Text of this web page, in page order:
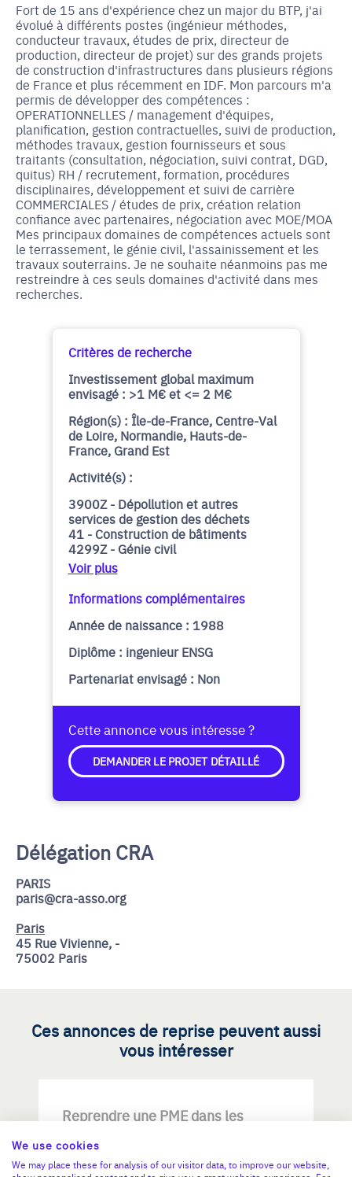
Fort de 15 ans d'expérience chez un major du BTP, j'ai
évolué à différents postes (ingénieur méthodes,
conducteur travaux, études de prix, directeur de
production, directeur de projet) sur des grands projets
de construction d'infrastructures dans plusieurs régions
de France et plus récemment en IDF. Mon parcours m'a
permis de développer des compétences :
OPERATIONNELLES / management d'équipes,
planification, gestion contractuelles, suivi de production,
méthodes travaux, gestion fournisseurs et sous
traitants (consultation, négociation, suivi contrat, DGD,
quitus) RH / recrutement, formation, procédures
disciplinaires, développement et suivi de carrière
COMMERCIALES / études de prix, création relation
confiance avec partenaires, négociation avec MOE/MOA
Mes principaux domaines de compétences actuels sont
le terrassement, le génie civil, l'assainissement et les
travaux souterrains. Je ne souhaite néanmoins pas me
restreindre à ces seuls domaines d'activité dans mes
recherches.
Critères de recherche
Investissement global maximum
envisagé : >1 M€ et <= 2 M€
Région(s) : Île-de-France, Centre-Val
de Loire, Normandie, Hauts-de-
France, Grand Est
Activité(s) :
3900Z - Dépollution et autres
services de gestion des déchets
41 - Construction de bâtiments
4299Z - Génie civil
Voir plus
Informations complémentaires
Année de naissance : 1988
Diplôme : ingenieur ENSG
Partenariat envisagé : Non
Cette annonce vous intéresse ?
DEMANDER LE PROJET DÉTAILLÉ
Délégation CRA
PARIS
paris@cra-asso.org
Paris
45 Rue Vivienne, -
75002 Paris
Ces annonces de reprise peuvent aussi
vous intéresser
Reprendre une PME dans les
d'excellence
We use cookies
We may place these for analysis of our visitor data, to improve our website,